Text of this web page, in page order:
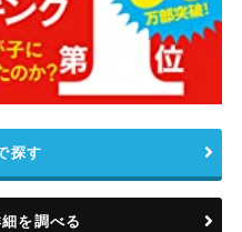
探す
を調べる